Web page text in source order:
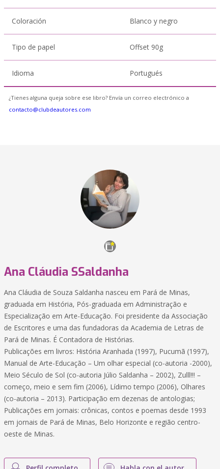
Coloración Blanco y negro
Tipo de papel Offset 90g
Idioma Portugués
¿Tienes alguna queja sobre ese libro? Envía un correo electrónico a
contacto@clubdeautores.com
Ana Cláudia SSaldanha
Ana Cláudia de Souza Saldanha nasceu em Pará de Minas,
graduada em História, Pós-graduada em Administração e
Especialização em Arte-Educação. Foi presidente da Associação
de Escritores e uma das fundadoras da Academia de Letras de
Pará de Minas. É Contadora de Histórias.
Publicações em livros: História Aranhada (1997), Pucumã (1997),
Manual de Arte-Educação – Um olhar especial (co-autoria -2000),
Meio Século de Sol (co-autoria Júlio Saldanha – 2002), Zulll!!! –
começo, meio e sem fim (2006), Lídimo tempo (2006), Olhares
(co-autoria – 2013). Participação em dezenas de antologias;
Publicações em jornais: crônicas, contos e poemas desde 1993
em jornais de Pará de Minas, Belo Horizonte e região centro-
oeste de Minas.